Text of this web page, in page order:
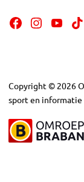
Copyright © 2026
sport en